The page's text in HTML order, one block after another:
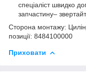
спеціаліст швидко
запчастину–
Сторона монтажу:
позиції: 8484100000
Приховати